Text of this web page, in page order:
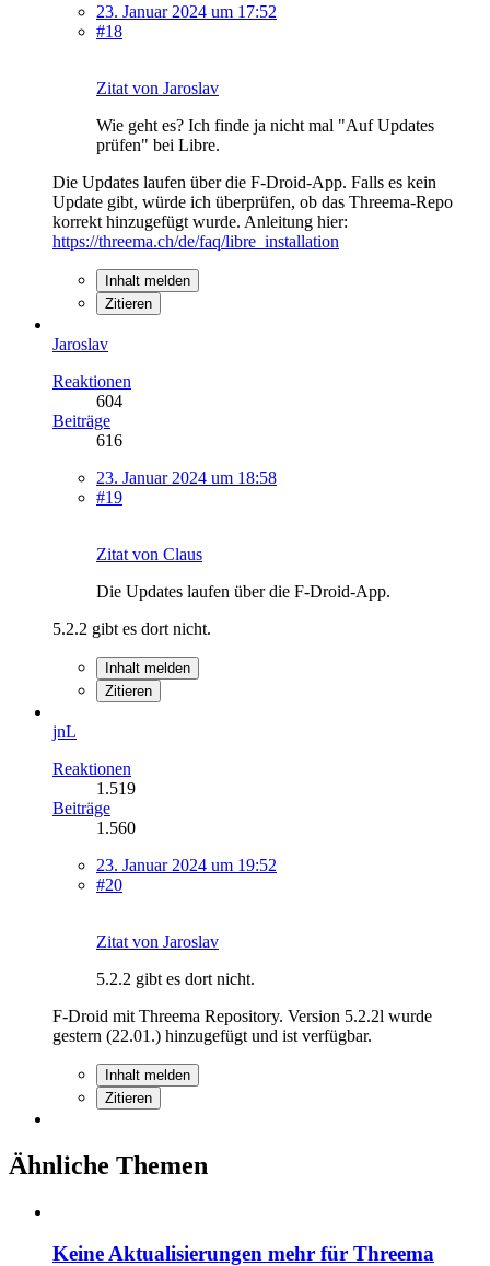
23. Januar 2024 um 17:52
#18
Zitat von Jaroslav
Wie geht es? Ich finde ja nicht mal "Auf Updates
prüfen" bei Libre.
Die Updates laufen über die F-Droid-App. Falls es kein
Update gibt, würde ich überprüfen, ob das Threema-Repo
korrekt hinzugefügt wurde. Anleitung hier:
https://threema.ch/de/faq/libre_installation
Inhalt melden
Zitieren
Jaroslav
Reaktionen
604
Beiträge
616
23. Januar 2024 um 18:58
#19
Zitat von Claus
Die Updates laufen über die F-Droid-App.
5.2.2 gibt es dort nicht.
Inhalt melden
Zitieren
jnL
Reaktionen
1.519
Beiträge
1.560
23. Januar 2024 um 19:52
#20
Zitat von Jaroslav
5.2.2 gibt es dort nicht.
F-Droid mit Threema Repository. Version 5.2.2l wurde
gestern (22.01.) hinzugefügt und ist verfügbar.
Inhalt melden
Zitieren
Ähnliche Themen
Keine Aktualisierungen mehr für Threema